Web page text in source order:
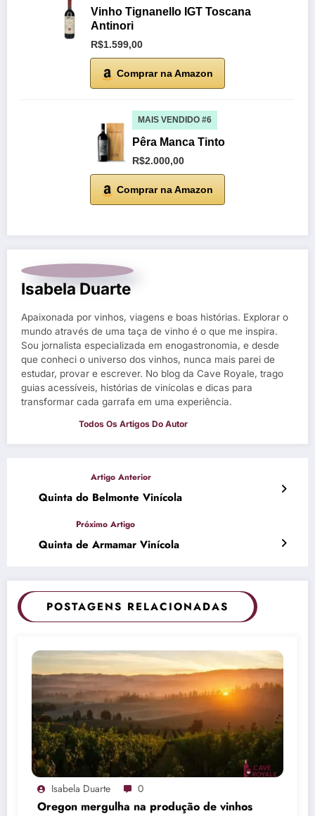
Vinho Tignanello IGT Toscana
Antinori
R$1.599,00
Comprar na Amazon
MAIS VENDIDO #6
Pêra Manca Tinto
R$2.000,00
Comprar na Amazon
Isabela Duarte
Apaixonada por vinhos, viagens e boas histórias. Explorar o
mundo através de uma taça de vinho é o que me inspira.
Sou jornalista especializada em enogastronomia, e desde
que conheci o universo dos vinhos, nunca mais parei de
estudar, provar e escrever. No blog da Cave Royale, trago
guias acessíveis, histórias de vinícolas e dicas para
transformar cada garrafa em uma experiência.
Quinta do Belmonte Vinícola
Quinta de Armamar Vinícola
POSTAGENS RELACIONADAS
Isabela Duarte 0
Oregon mergulha na produção de vinhos